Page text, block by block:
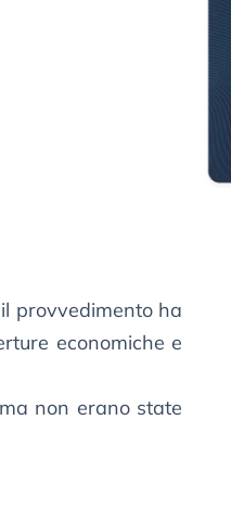
provvedimento ha
economiche e
non erano state